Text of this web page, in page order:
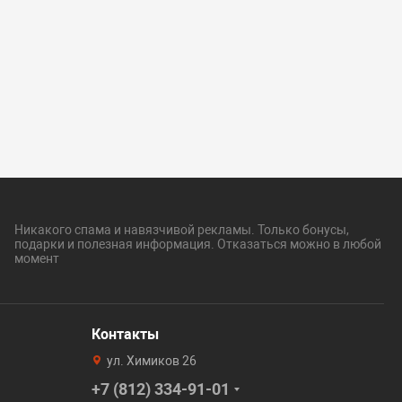
Никакого спама и навязчивой рекламы. Только бонусы,
подарки и полезная информация. Отказаться можно в любой
момент
Контакты
ул. Химиков 26
+7 (812) 334-91-01